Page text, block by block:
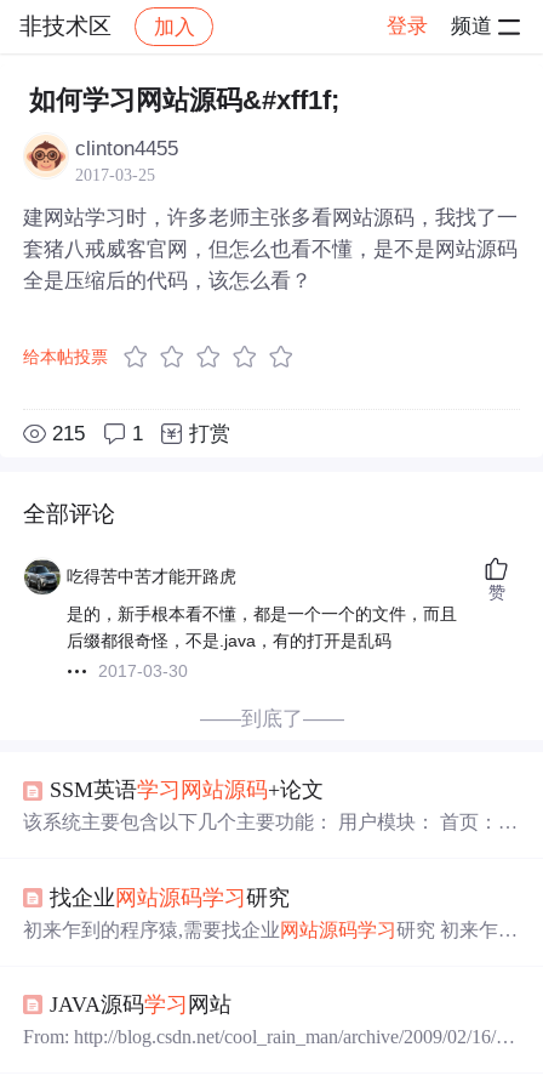
非技术区 加入 登录 频道
社区 非技术区 帖子详情
如何学习网站源码&#xff1f;
clinton4455
2017-03-25
建网站学习时，许多老师主张多看网站源码，我找了一
套猪八戒威客官网，但怎么也看不懂，是不是网站源码
全是压缩后的代码，该怎么看？
给本帖投票
215 1 打赏
全部评论
吃得苦中苦才能开路虎
是的，新手根本看不懂，都是一个一个的文件，而且
后缀都很奇怪，不是.java，有的打开是乱码
2017-03-30
赞
——到底了——
SSM英语学习 网站源码+论文
该系统主要包含以下几个主要功能： 用户模块： 首页：提
各类英语课程及其详细信息。 教师信息：介绍教学团队成
员及他们的专业背景。 我的学习记录和个人资料管理。 管
理各种公告。 资源管理：管理和维护
理：管理在线商城的商品、订单等。 系统用户管理：管理
网站用户的注册、登录、权限设置等
找企业 网站源码学习研究
初来乍到的程序猿,需要找企业网站源码学习研究 初来乍到
可是从哪找源码来进行学习
高等院校技校网站模板(自适应带手机端) 全球足球篮球体
JAVA源码学习 网站
From: http://blog.csdn.net/cool_rain_man/archive/2009/02/16/38